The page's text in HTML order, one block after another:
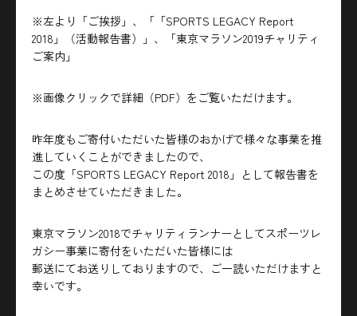
※左より「ご挨拶」、「「SPORTS LEGACY Report
2018」（活動報告書）」、「東京マラソン2019チャリティ
ご案内」
※画像クリックで詳細（PDF）をご覧いただけます。
昨年度もご寄付いただいた皆様のおかげで様々な事業を推
進していくことができましたので、
この度「SPORTS LEGACY Report 2018」として報告書を
まとめさせていただきました。
東京マラソン2018でチャリティランナーとしてスポーツレ
ガシー事業に寄付をいただいた皆様には
郵送にてお送りしておりますので、ご一読いただけますと
幸いです。